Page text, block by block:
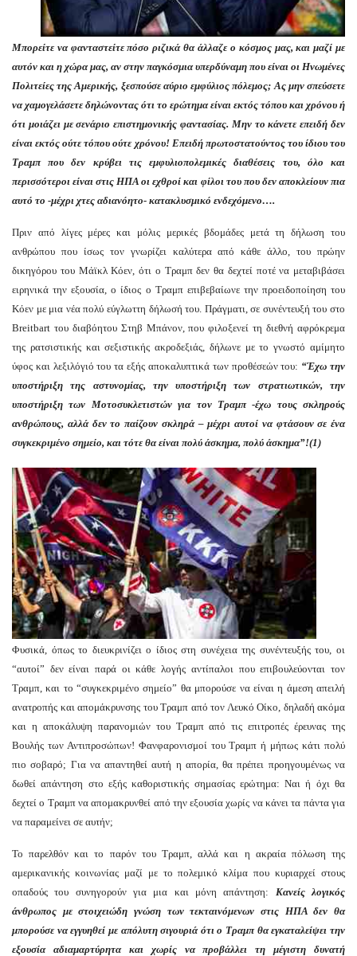
Μπορείτε να φανταστείτε πόσο ριζικά θα άλλαζε ο κόσμος μας, και μαζί με
αυτόν και η χώρα μας, αν στην παγκόσμια υπερδύναμη που είναι οι Ηνωμένες
Πολιτείες της Αμερικής, ξεσπούσε αύριο εμφύλιος πόλεμος; Ας μην σπεύσετε
να χαμογελάσετε δηλώνοντας ότι το ερώτημα είναι εκτός τόπου και χρόνου ή
ότι μοιάζει με σενάριο επιστημονικής φαντασίας. Μην το κάνετε επειδή δεν
είναι εκτός ούτε τόπου ούτε χρόνου! Επειδή πρωτοστατούντος του ίδιου του
Τραμπ που δεν κρύβει τις εμφυλιοπολεμικές διαθέσεις του, όλο και
περισσότεροι είναι στις ΗΠΑ οι εχθροί και φίλοι του που δεν αποκλείουν πια
αυτό το -μέχρι χτες αδιανόητο- κατακλυσμικό ενδεχόμενο….
Πριν από λίγες μέρες και μόλις μερικές βδομάδες μετά τη δήλωση του
ανθρώπου που ίσως τον γνωρίζει καλύτερα από κάθε άλλο, του πρώην
δικηγόρου του Μάϊκλ Κόεν, ότι ο Τραμπ δεν θα δεχτεί ποτέ να μεταβιβάσει
ειρηνικά την εξουσία, ο ίδιος ο Τραμπ επιβεβαίωνε την προειδοποίηση του
Κόεν με μια νέα πολύ εύγλωττη δήλωσή του. Πράγματι, σε συνέντευξή του στο
Breitbart του διαβόητου Στηβ Μπάνον, που φιλοξενεί τη διεθνή αφρόκρεμα
της ρατσιστικής και σεξιστικής ακροδεξιάς, δήλωνε με το γνωστό αμίμητο
ύφος και λεξιλόγιό του τα εξής αποκαλυπτικά των προθέσεών του: “Έχω την
υποστήριξη της αστυνομίας, την υποστήριξη των στρατιωτικών, την
υποστήριξη των Μοτοσυκλετιστών για τον Τραμπ -έχω τους σκληρούς
ανθρώπους, αλλά δεν το παίζουν σκληρά – μέχρι αυτοί να φτάσουν σε ένα
συγκεκριμένο σημείο, και τότε θα είναι πολύ άσκημα, πολύ άσκημα”!(1)
Φυσικά, όπως το διευκρινίζει ο ίδιος στη συνέχεια της συνέντευξής του, οι
“αυτοί” δεν είναι παρά οι κάθε λογής αντίπαλοι που επιβουλεύονται τον
Τραμπ, και το “συγκεκριμένο σημείο” θα μπορούσε να είναι η άμεση απειλή
ανατροπής και απομάκρυνσης του Τραμπ από τον Λευκό Οίκο, δηλαδή ακόμα
και η αποκάλυψη παρανομιών του Τραμπ από τις επιτροπές έρευνας της
Βουλής των Αντιπροσώπων! Φανφαρονισμοί του Τραμπ ή μήπως κάτι πολύ
πιο σοβαρό; Για να απαντηθεί αυτή η απορία, θα πρέπει προηγουμένως να
δωθεί απάντηση στο εξής καθοριστικής σημασίας ερώτημα: Ναι ή όχι θα
δεχτεί ο Τραμπ να απομακρυνθεί από την εξουσία χωρίς να κάνει τα πάντα για
να παραμείνει σε αυτήν;
Το παρελθόν και το παρόν του Τραμπ, αλλά και η ακραία πόλωση της
αμερικανικής κοινωνίας μαζί με το πολεμικό κλίμα που κυριαρχεί στους
οπαδούς του συνηγορούν για μια και μόνη απάντηση: Κανείς λογικός
άνθρωπος με στοιχειώδη γνώση των τεκταινόμενων στις ΗΠΑ δεν θα
μπορούσε να εγγυηθεί με απόλυτη σιγουριά ότι ο Τραμπ θα εγκαταλείψειτην
εξουσία αδιαμαρτύρητα και χωρίς να προβάλλει τη μέγιστη δυνατή